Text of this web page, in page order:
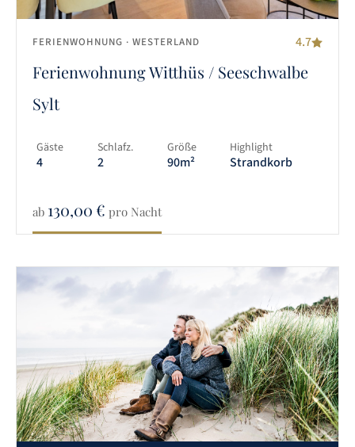
FERIENWOHNUNG · WESTERLAND 4.7
Ferienwohnung Witthüs / Seeschwalbe
Sylt
Gäste
4
Schlafz.
2
Größe
90m²
Highlight
Strandkorb
ab 130,00€ pro Nacht